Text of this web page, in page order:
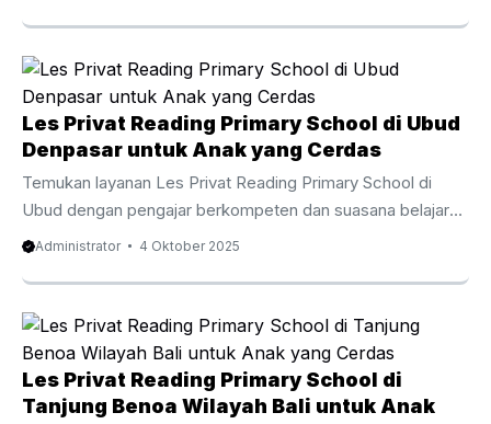
tutor for kids Bali supports children through personalized
guidance that respects each learning pace. Moreover
families in Bali enjoy diverse education pathways including
national international and blended curricula. Therefore a
home based approach helps children stay focused while
parents feel involved. At the same time tutors ...
Les Privat Reading Primary School di Ubud
Denpasar untuk Anak yang Cerdas
Temukan layanan Les Privat Reading Primary School di
Ubud dengan pengajar berkompeten dan suasana belajar
yang fun yang menjadikan membaca kebiasaan positif.
Usia Dini Les Privat Reading Primary School di Ubud adalah
cara efektif untuk membantu anak menguasai keterampilan
membaca bahasa Inggris dalam bahasa Inggris sejak usia
dini. Program ini disusun dengan metode yang interaktif
agar anak tidak sekadar memahami kata, tetapi juga
Administrator 4 Oktober 2025
Les Privat Reading Primary School di
Tanjung Benoa Wilayah Bali untuk Anak